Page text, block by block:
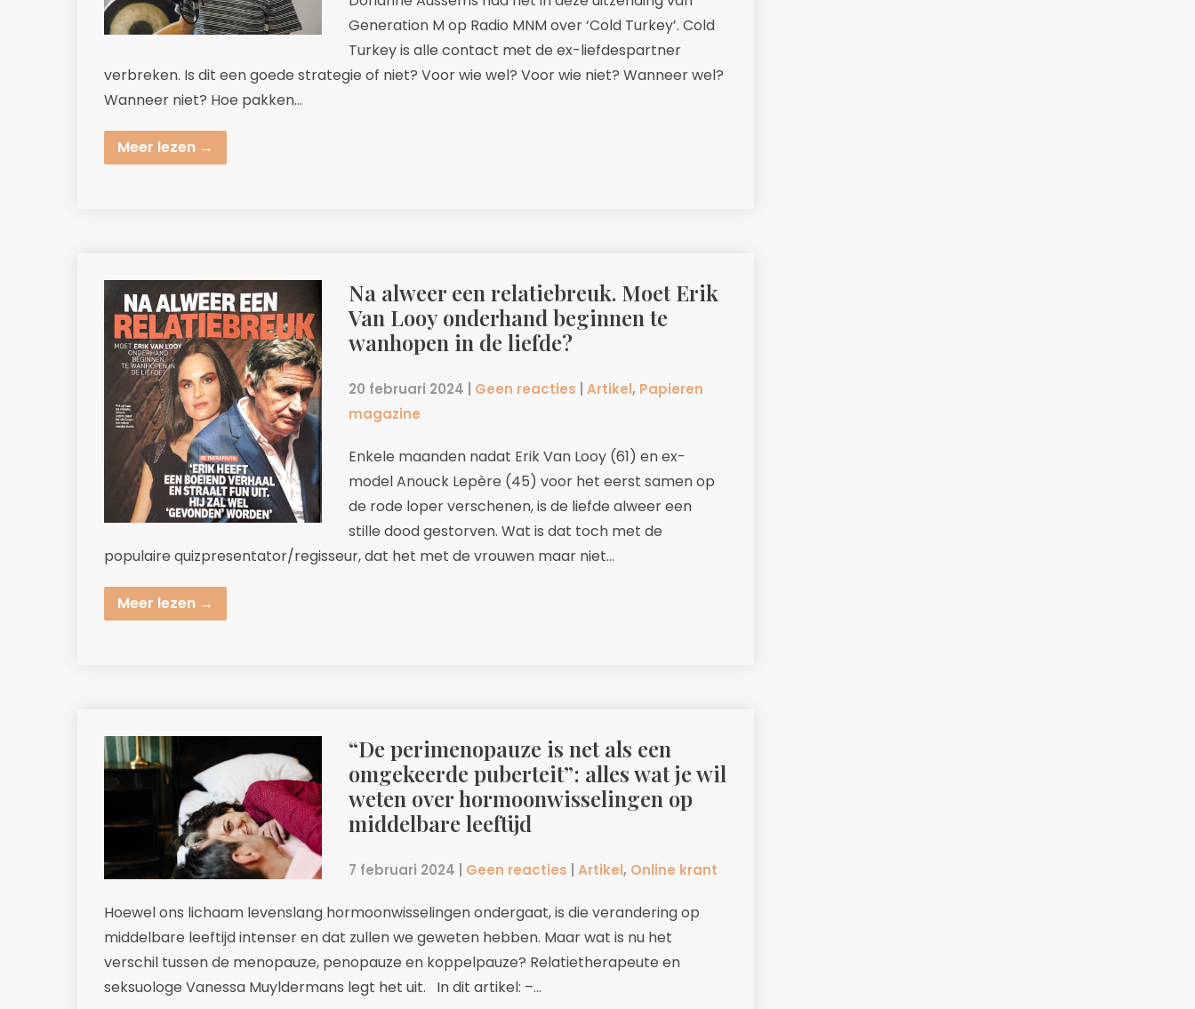
Generation M op Radio MNM over ‘Cold Turkey’. Cold
Turkey is alle contact met de ex-liefdespartner
verbreken. Is dit een goede strategie of niet? Voor wie wel? Voor wie niet? Wanneer wel?
Wanneer niet? Hoe pakken…
Meer lezen →
Na alweer een relatiebreuk. Moet Erik
Van Looy onderhand beginnen te
wanhopen in de liefde?
20 februari 2024 Geen reacties |Artikel, Papieren
magazine
Enkele maanden nadat Erik Van Looy (61) en ex-
model Anouck Lepère (45) voor het eerst samen op
de rode loper verschenen, is de liefde alweer een
stille dood gestorven. Wat is dat toch met de
populaire quizpresentator/regisseur, dat het met de vrouwen maar niet…
Meer lezen →
“De perimenopauze is net als een
omgekeerde puberteit”: alles wat je wil
weten over hormoonwisselingen op
middelbare leeftijd
7 februari 2024 Geen reacties |Artikel, Online krant
Hoewel ons lichaam levenslang hormoonwisselingen ondergaat, is die verandering op
middelbare leeftijd intenser en dat zullen we geweten hebben. Maar wat is nu het
verschil tussen de menopauze, penopauze en koppelpauze? Relatietherapeute en
seksuologe Vanessa Muyldermans legt het uit. In dit artikel: –…